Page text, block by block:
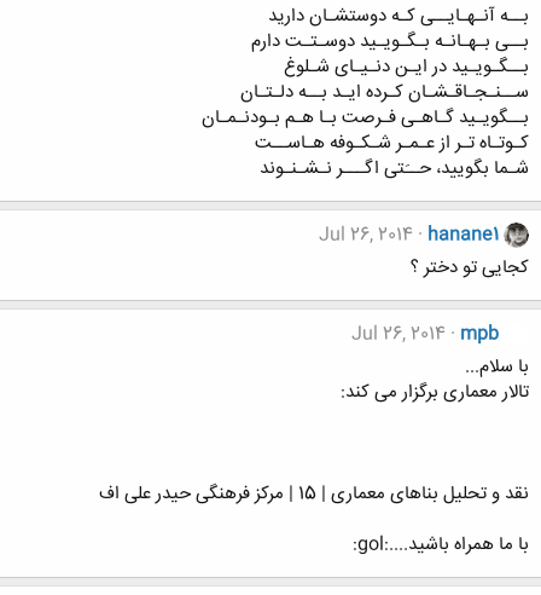
بــه آنـهـایــی کـه دوستشـان دارید
بــی بـهـانـه بـگـویـید دوسـتـت دارم
بــگـویـید در ایـن دنـیـای شـلوغ
ســنـجـاقـشـان کـرده ایـد بــه دلـتـان
بــگویـید گـاهـی فـرصت بـا هـم بـودنـمـان
کـوتـاه تـر از عـمـر شـکـوفه هـاســت
شـما بگویید، حــَتی اگـــر نـشـنـوند
hanane1
Jul 26, 2014
کجایی تو دختر ؟
mpb
Jul 26, 2014
با سلام...
تالار معماری برگزار می کند:
نقد و تحلیل بناهای معماری | 15 | مرکز فرهنگی حیدر علی اف
با ما همراه باشید....:gol: